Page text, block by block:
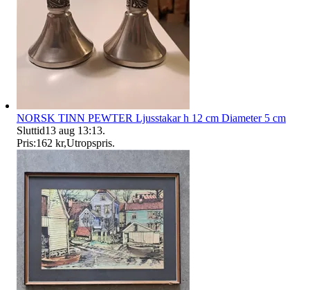
NORSK TINN PEWTER Ljusstakar h 12 cm Diameter 5 cm
Sluttid13 aug 13:13.
Pris:162 kr,Utropspris.